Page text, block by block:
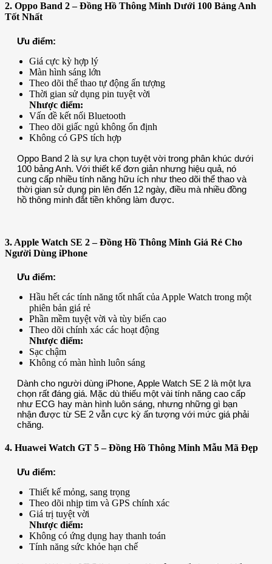
2. Oppo Band 2 – Đồng Hồ Thông Minh Dưới 100 Bảng Anh
Tốt Nhất
Ưu điểm:
Giá cực kỳ hợp lý
Màn hình sáng lớn
Theo dõi thể thao tự động ấn tượng
Thời gian sử dụng pin tuyệt vời
Nhược điểm:
Vấn đề kết nối Bluetooth
Theo dõi giấc ngủ không ổn định
Không có GPS tích hợp
Oppo Band 2 là sự lựa chọn tuyệt vời trong phân khúc dưới
100 bảng Anh. Với thiết kế đơn giản nhưng hiệu quả, nó
cung cấp nhiều tính năng hữu ích như theo dõi thể thao và
thời gian sử dụng pin lên đến 12 ngày, điều mà nhiều đồng
hồ thông minh đắt tiền không làm được.
3. Apple Watch SE 2 – Đồng Hồ Thông Minh Giá Rẻ Cho
Người Dùng iPhone
Ưu điểm:
Hầu hết các tính năng tốt nhất của Apple Watch trong một
phiên bản giá rẻ
Phần mềm tuyệt vời và tùy biến cao
Theo dõi chính xác các hoạt động
Nhược điểm:
Sạc chậm
Không có màn hình luôn sáng
Dành cho người dùng iPhone, Apple Watch SE 2 là một lựa
chọn rất đáng giá. Mặc dù thiếu một vài tính năng cao cấp
như ECG hay màn hình luôn sáng, nhưng những gì bạn
nhận được từ SE 2 vẫn cực kỳ ấn tượng với mức giá phải
chăng.
4. Huawei Watch GT 5 – Đồng Hồ Thông Minh Mẫu Mã Đẹp
Ưu điểm:
Thiết kế mỏng, sang trọng
Theo dõi nhịp tim và GPS chính xác
Giá trị tuyệt vời
Nhược điểm:
Không có ứng dụng hay thanh toán
Tính năng sức khỏe hạn chế